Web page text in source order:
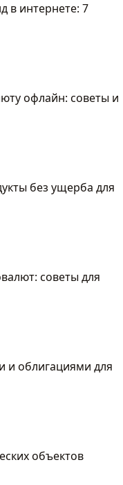
в интернете: 7
офлайн: советы и
без ущерба для
советы для
и облигациями для
объектов